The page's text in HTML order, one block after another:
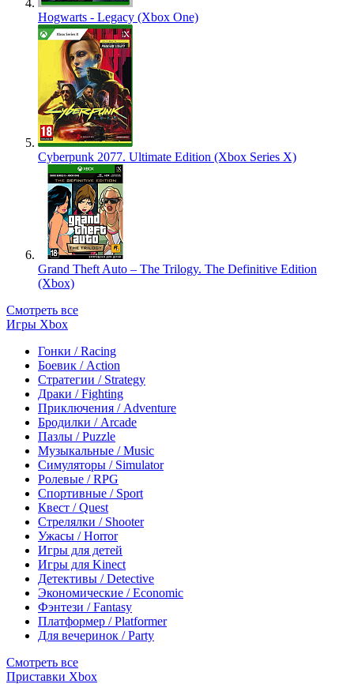
Hogwarts - Legacy (Xbox One)
Cyberpunk 2077. Ultimate Edition (Xbox Series X)
Grand Theft Auto – The Trilogy. The Definitive Edition
(Xbox)
Смотреть все
Игры Xbox
Гонки / Racing
Боевик / Action
Стратегии / Strategy
Драки / Fighting
Приключения / Adventure
Бродилки / Arcade
Пазлы / Puzzle
Музыкальные / Music
Симуляторы / Simulator
Ролевые / RPG
Спортивные / Sport
Квест / Quest
Стрелялки / Shooter
Ужасы / Horror
Игры для детей
Игры для Kinect
Детективы / Detective
Экономические / Economic
Фэнтези / Fantasy
Платформер / Platformer
Для вечеринок / Party
Смотреть все
Приставки Xbox